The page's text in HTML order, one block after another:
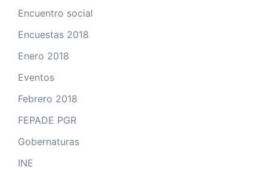
Encuentro social
Encuestas 2018
Enero 2018
Eventos
Febrero 2018
FEPADE PGR
Gobernaturas
INE